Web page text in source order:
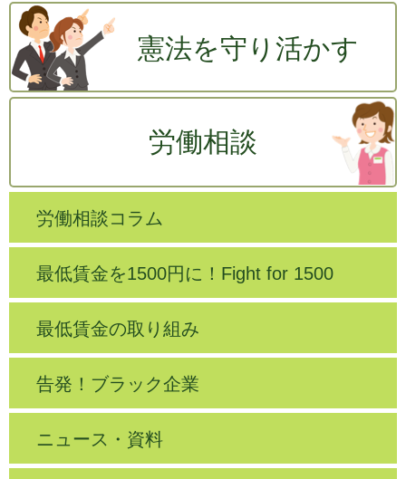
憲法を守り活かす
労働相談
労働相談コラム
最低賃金を1500円に！Fight for 1500
最低賃金の取り組み
告発！ブラック企業
ニュース・資料